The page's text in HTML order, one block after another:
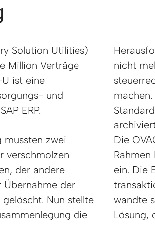
Solution Utilities)
Million Verträge
ist eine
und
ERP.
mussten zwei
verschmolzen
der andere
Übernahme der
Nun stellte
die
nicht
Die
Rahmen
ein. Die
wandte
Lösung,